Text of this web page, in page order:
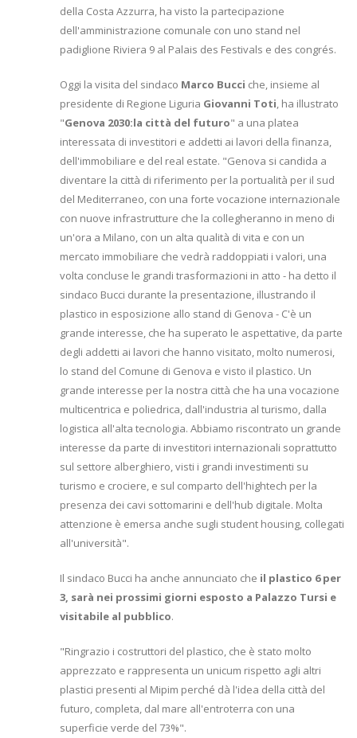
della Costa Azzurra, ha visto la partecipazione
dell'amministrazione comunale con uno stand nel
padiglione Riviera 9 al Palais des Festivals e des congrés.
Oggi la visita del sindaco Marco Bucci che, insieme al
presidente di Regione Liguria Giovanni Toti, ha illustrato
"Genova 2030:la città del futuro" a una platea
interessata di investitori e addetti ai lavori della finanza,
dell'immobiliare e del real estate. "Genova si candida a
diventare la città di riferimento per la portualità per il sud
del Mediterraneo, con una forte vocazione internazionale
con nuove infrastrutture che la collegheranno in meno di
un'ora a Milano, con un alta qualità di vita e con un
mercato immobiliare che vedrà raddoppiati i valori, una
volta concluse le grandi trasformazioni in atto - ha detto il
sindaco Bucci durante la presentazione, illustrando il
plastico in esposizione allo stand di Genova - C'è un
grande interesse, che ha superato le aspettative, da parte
degli addetti ai lavori che hanno visitato, molto numerosi,
lo stand del Comune di Genova e visto il plastico. Un
grande interesse per la nostra città che ha una vocazione
multicentrica e poliedrica, dall'industria al turismo, dalla
logistica all'alta tecnologia. Abbiamo riscontrato un grande
interesse da parte di investitori internazionali soprattutto
sul settore alberghiero, visti i grandi investimenti su
turismo e crociere, e sul comparto dell'hightech per la
presenza dei cavi sottomarini e dell'hub digitale. Molta
attenzione è emersa anche sugli student housing, collegati
all'università".
Il sindaco Bucci ha anche annunciato che il plastico 6 per
3, sarà nei prossimi giorni esposto a Palazzo Tursi e
visitabile al pubblico.
"Ringrazio i costruttori del plastico, che è stato molto
apprezzato e rappresenta un unicum rispetto agli altri
plastici presenti al Mipim perché dà l'idea della città del
futuro, completa, dal mare all'entroterra con una
superficie verde del 73%".